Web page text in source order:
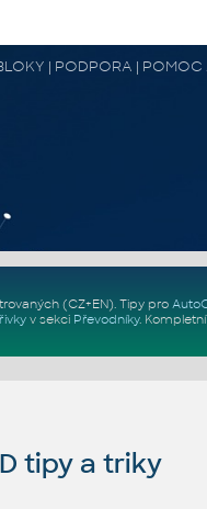
| PODPORA | POMOC
(CZ+EN). Tipy pro
v sekci Převodníky. Kompletní
tipy a triky